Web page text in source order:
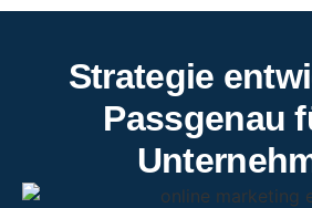
Strategie
Passgenau